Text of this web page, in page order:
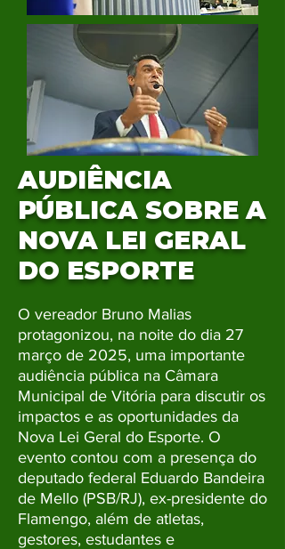
AUDIÊNCIA
PÚBLICA SOBRE A
NOVA LEI GERAL
DO ESPORTE
O vereador Bruno Malias
protagonizou, na noite do dia 27
março de 2025, uma importante
audiência pública na Câmara
Municipal de Vitória para discutir os
impactos e as oportunidades da
Nova Lei Geral do Esporte. O
evento contou com a presença do
deputado federal Eduardo Bandeira
de Mello (PSB/RJ), ex-presidente do
Flamengo, além de atletas,
gestores, estudantes e